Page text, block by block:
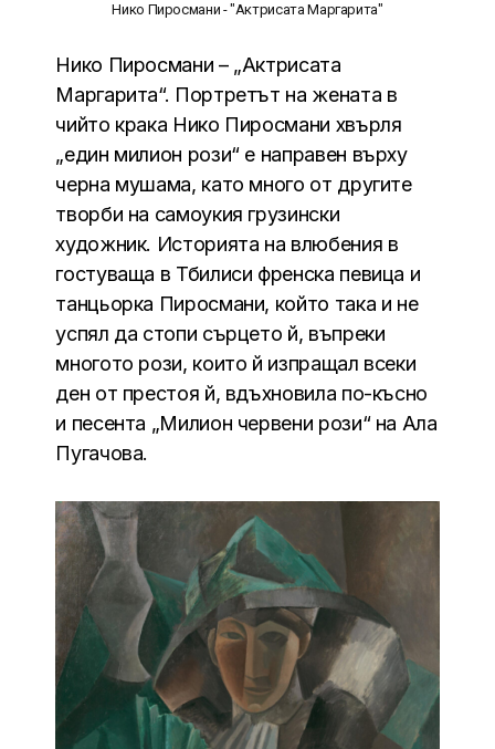
Нико Пиросмани - "Актрисата Маргарита"
Нико Пиросмани – „Актрисата
Маргарита“. Портретът на жената в
чийто крака Нико Пиросмани хвърля
„един милион рози“ e направен върху
черна мушама, като много от другите
творби на самоукия грузински
художник. Историята на влюбения в
гостуваща в Тбилиси френска певица и
танцьорка Пиросмани, който така и не
успял да стопи сърцето й, въпреки
многото рози, които й изпращал всеки
ден от престоя й, вдъхновила по-късно
и песента „Милион червени рози“ на Ала
Пугачова.